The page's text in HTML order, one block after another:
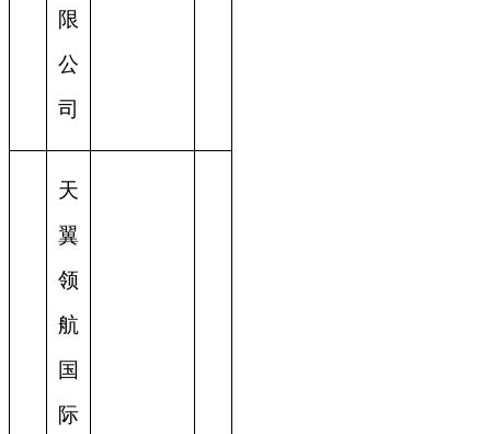
限
公
司
天
翼
领
航
国
际